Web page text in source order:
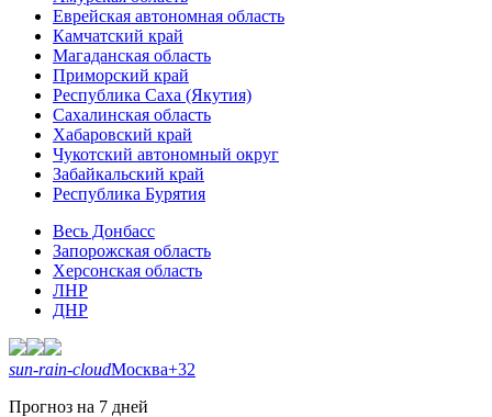
Еврейская автономная область
Камчатский край
Магаданская область
Приморский край
Республика Саха (Якутия)
Сахалинская область
Хабаровский край
Чукотский автономный округ
Забайкальский край
Республика Бурятия
Весь Донбасс
Запорожская область
Херсонская область
ЛНР
ДНР
sun-rain-cloudМосква+32
Прогноз на 7 дней